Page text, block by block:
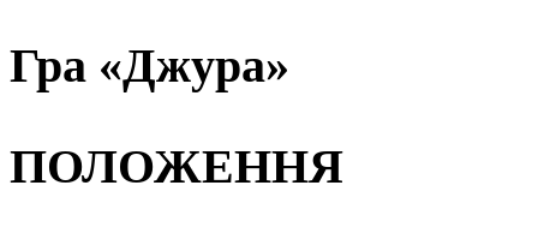
Гра «Джура»
ПОЛОЖЕННЯ